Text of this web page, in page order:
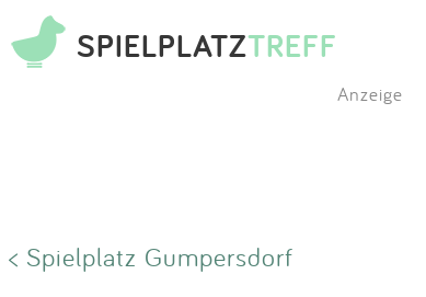
SPIELPLATZTREFF
Anzeige
< Spielplatz Gumpersdorf